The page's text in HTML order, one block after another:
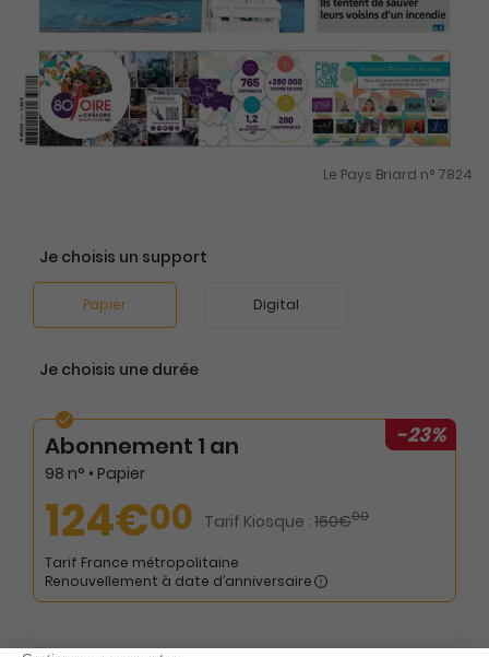
Le Pays Briard n° 7824
Je choisis un support
Papier Digital
Je choisis une durée
-23%
Abonnement 1 an
98 n° • Papier
124€00 Tarif Kiosque : 160€00
Tarif France métropolitaine
Renouvellement à date d’anniversaire